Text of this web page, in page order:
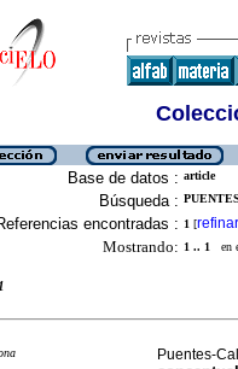
Base de datos : article
Búsqueda :
encontradas : 1 [refinar
Mostrando: 1 .. 1 en
Puentes-